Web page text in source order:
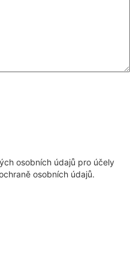
osobních údajů pro účely
osobních údajů.